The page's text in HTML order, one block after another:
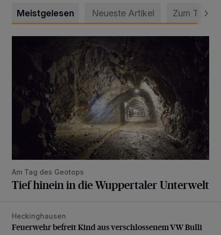
Meistgelesen Neueste Artikel Zum Thema
Am Tag des Geotops
Tief hinein in die Wuppertaler Unterwelt
Feuerwehr befreit Kind aus verschlossenem VW Bulli
Heckinghausen
Feuerwehr befreit Kind aus verschlossenem VW Bulli